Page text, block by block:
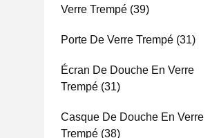
Verre Trempé (39)
Porte De Verre Trempé (31)
Écran De Douche En Verre
Trempé (31)
Casque De Douche En Verre
Trempé (38)